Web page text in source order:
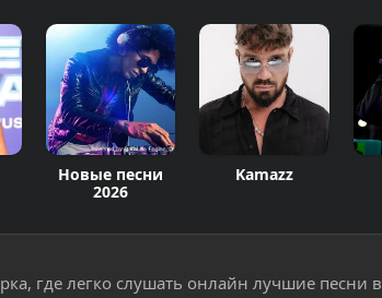
Новые песни
2026
Kamazz
где легко слушать онлайн лучшие песни